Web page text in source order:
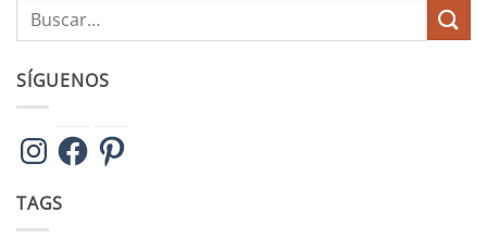
SÍGUENOS
InstagramFacebookPinterest
TAGS